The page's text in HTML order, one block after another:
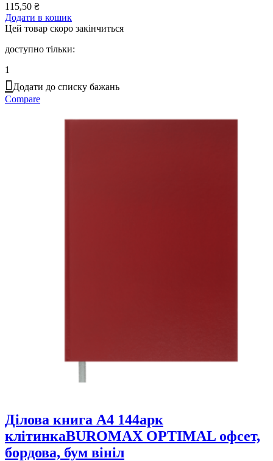
115,50 ₴
Додати в кошик
Цей товар скоро закінчиться
доступно тільки:
1
Додати до списку бажань
Compare
Ділова книга А4 144арк
клітинкаBUROMAX OPTIMAL офсет,
бордова, бум вініл